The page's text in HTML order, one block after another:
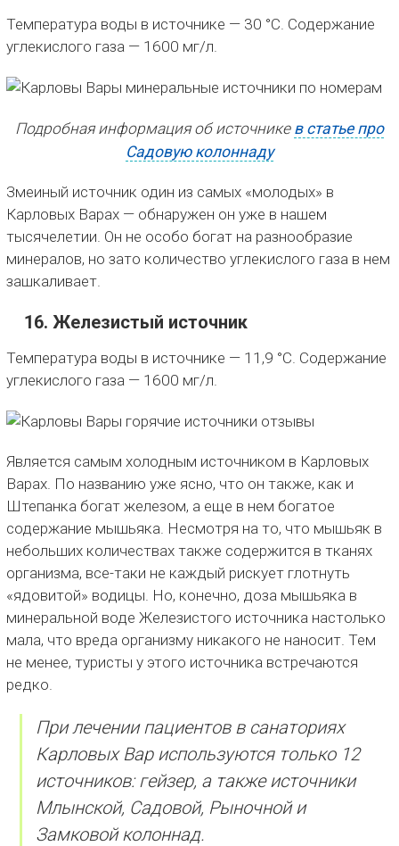
Температура воды в источнике — 30 °C. Содержание
углекислого газа — 1600 мг/л.
Подробная информация об источнике в статье про
Садовую колоннаду
Змеиный источник один из самых «молодых» в
Карловых Варах — обнаружен он уже в нашем
тысячелетии. Он не особо богат на разнообразие
минералов, но зато количество углекислого газа в нем
зашкаливает.
16. Железистый источник
Температура воды в источнике — 11,9 °C. Содержание
углекислого газа — 1600 мг/л.
Является самым холодным источником в Карловых
Варах. По названию уже ясно, что он также, как и
Штепанка богат железом, а еще в нем богатое
содержание мышьяка. Несмотря на то, что мышьяк в
небольших количествах также содержится в тканях
организма, все-таки не каждый рискует глотнуть
«ядовитой» водицы. Но, конечно, доза мышьяка в
минеральной воде Железистого источника настолько
мала, что вреда организму никакого не наносит. Тем
не менее, туристы у этого источника встречаются
редко.
При лечении пациентов в санаториях
Карловых Вар используются только 12
источников: гейзер, а также источники
Млынской, Садовой, Рыночной и
Замковой колоннад.